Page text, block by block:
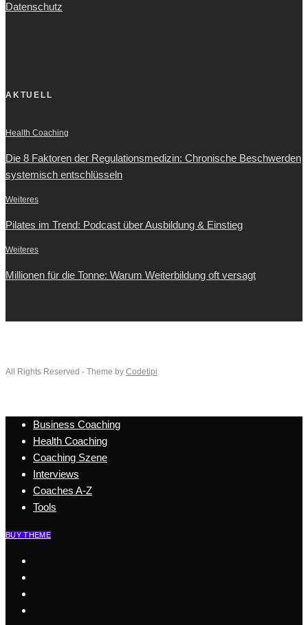
Datenschutz
AKTUELL
Health Coaching
Die 8 Faktoren der Regulationsmedizin: Chronische Beschwerden
systemisch entschlüsseln
Weiteres
Pilates im Trend: Podcast über Ausbildung & Einstieg
Weiteres
Millionen für die Tonne: Warum Weiterbildung oft versagt
All Rights Reserved - Theme by Codetipi
Business Coaching
Health Coaching
Coaching Szene
Interviews
Coaches A-Z
Tools
BUY THEME